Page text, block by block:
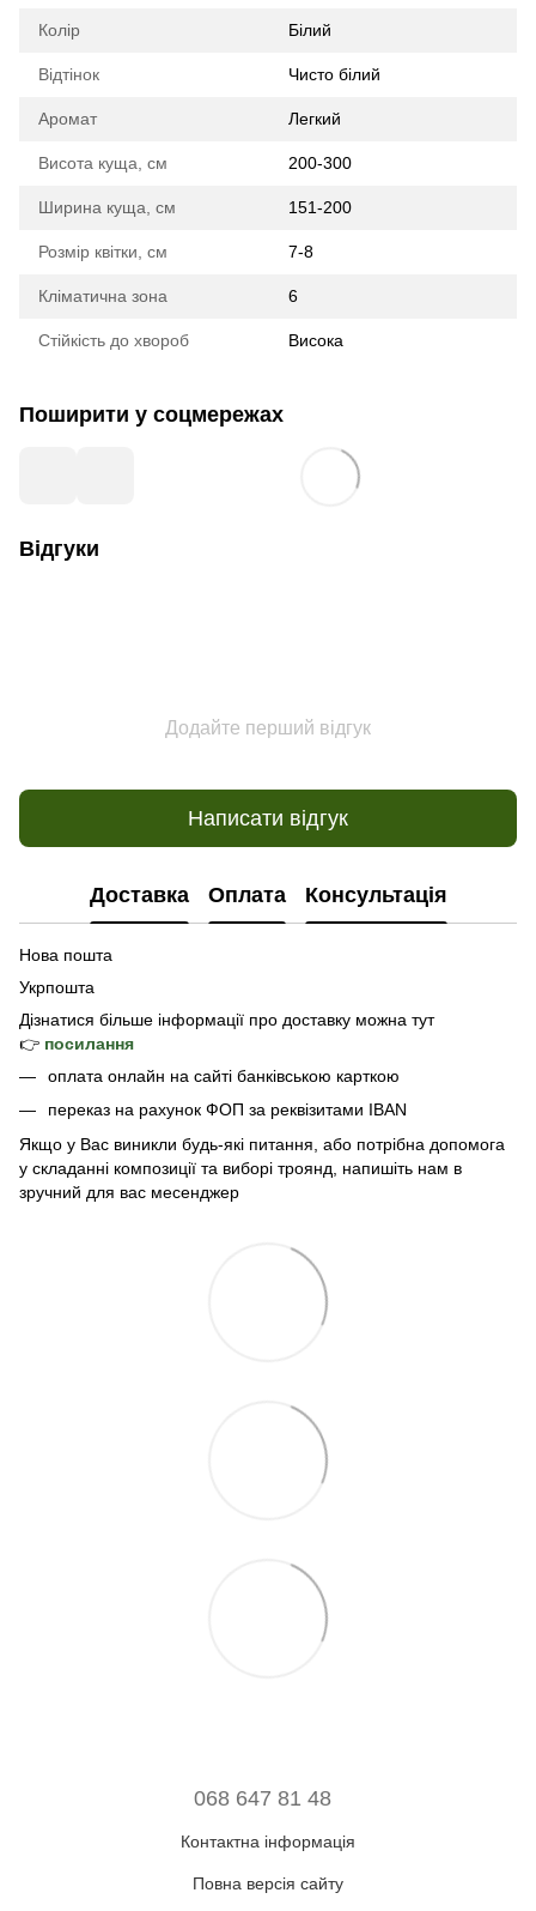
Колір Білий
Відтінок Чисто білий
Аромат Легкий
Висота куща, см 200-300
Ширина куща, см 151-200
Розмір квітки, см 7-8
Кліматична зона 6
Стійкість до хвороб Висока
Поширити у соцмережах
Відгуки
Додайте перший відгук
Написати відгук
Доставка Оплата Консультація
Нова пошта
Укрпошта
Дізнатися більше інформації про доставку можна тут
👉 посилання
оплата онлайн на сайті банківською карткою
переказ на рахунок ФОП за реквізитами IBAN
Якщо у Вас виникли будь-які питання, або потрібна допомога
у складанні композиції та виборі троянд, напишіть нам в
зручний для вас месенджер
068 647 81 48
Контактна інформація
Повна версія сайту